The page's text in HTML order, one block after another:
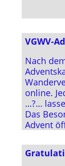
VGWV-
Nach
online.
…?…
Das
Advent